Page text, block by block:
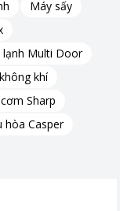
Máy sấy
lạnh Multi Door
khí
Sharp
hòa Casper